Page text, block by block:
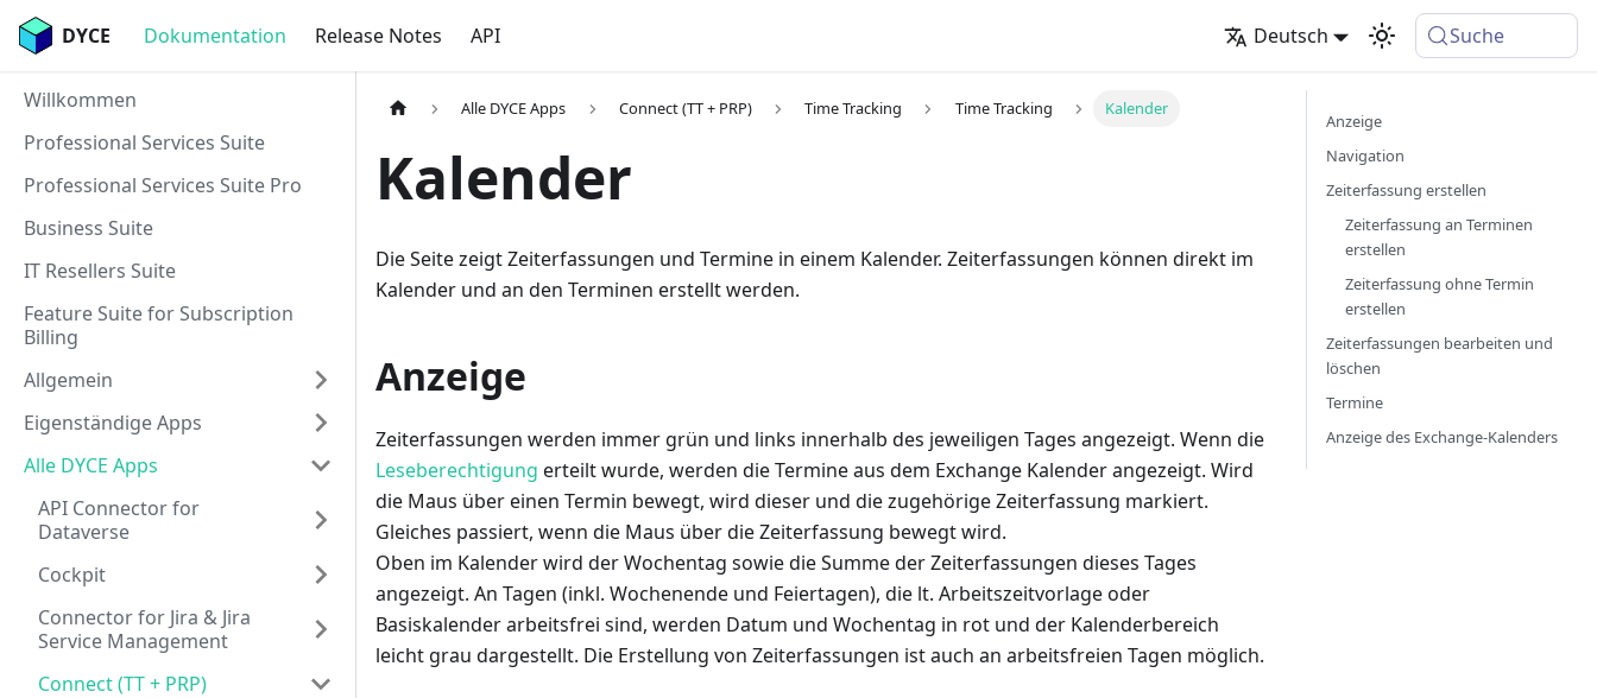
DYCE Dokumentation Release Notes API Deutsch Suche
Willkommen
Professional Services Suite
Professional Services Suite Pro
Business Suite
IT Resellers Suite
Feature Suite for Subscription
Billing
Allgemein
Eigenständige Apps
Alle DYCE Apps
API Connector for
Dataverse
Cockpit
Connector for Jira & Jira
Service Management
Connect (TT + PRP)
Alle DYCE Apps Connect (TT + PRP) Time Tracking Time Tracking Kalender
Kalender
Die Seite zeigt Zeiterfassungen und Termine in einem Kalender. Zeiterfassungen können direkt im
Kalender und an den Terminen erstellt werden.
Anzeige
Zeiterfassungen werden immer grün und links innerhalb des jeweiligen Tages angezeigt. Wenn die
Leseberechtigung erteilt wurde, werden die Termine aus dem Exchange Kalender angezeigt. Wird
die Maus über einen Termin bewegt, wird dieser und die zugehörige Zeiterfassung markiert.
Gleiches passiert, wenn die Maus über die Zeiterfassung bewegt wird.
Oben im Kalender wird der Wochentag sowie die Summe der Zeiterfassungen dieses Tages
angezeigt. An Tagen (inkl. Wochenende und Feiertagen), die lt. Arbeitszeitvorlage oder
Basiskalender arbeitsfrei sind, werden Datum und Wochentag in rot und der Kalenderbereich
leicht grau dargestellt. Die Erstellung von Zeiterfassungen ist auch an arbeitsfreien Tagen möglich.
Anzeige
Navigation
Zeiterfassung erstellen
Zeiterfassung an Terminen
erstellen
Zeiterfassung ohne Termin
erstellen
Zeiterfassungen bearbeiten und
löschen
Termine
Anzeige des Exchange-Kalenders